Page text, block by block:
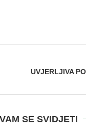
UVJERLJIVA
SE SVIDJETI